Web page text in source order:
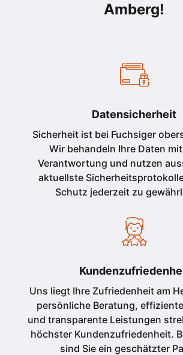
Amberg!
Datensicherheit
Sicherheit ist bei Fuchsiger
Wir behandeln Ihre Daten
Verantwortung und nutzen
aktuellste
Schutz jederzeit zu
Uns liegt Ihre Zufriedenheit am
persönliche Beratung,
und transparente Leistungen
höchster Kundenzufriedenheit.
sind Sie ein geschätzter